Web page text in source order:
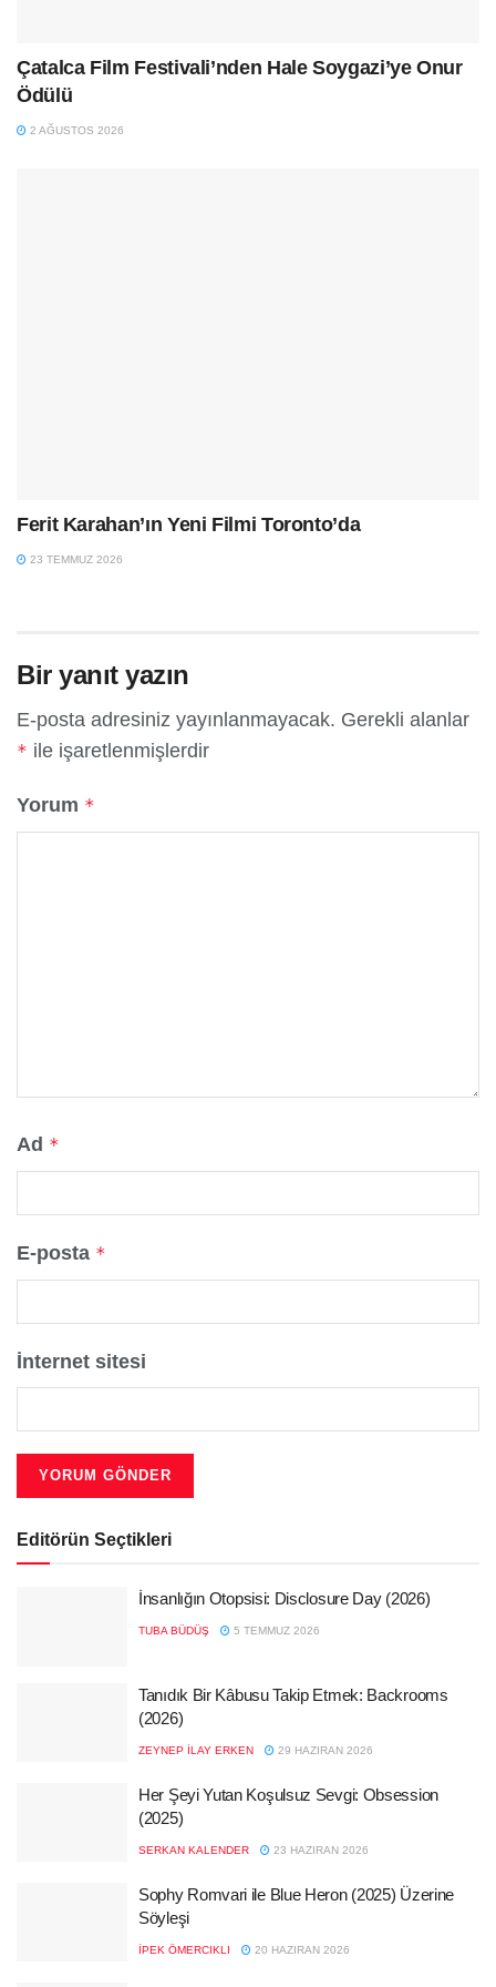
Çatalca Film Festivali’nden Hale Soygazi’ye Onur
Ödülü
2 AĞUSTOS 2026
Ferit Karahan’ın Yeni Filmi Toronto’da
23 TEMMUZ 2026
Bir yanıt yazın
E-posta adresiniz yayınlanmayacak. Gerekli alanlar
* ile işaretlenmişlerdir
Yorum *
Ad *
E-posta *
İnternet sitesi
Editörün Seçtikleri
İnsanlığın Otopsisi: Disclosure Day (2026)
TUBA BÜDÜŞ 5 TEMMUZ 2026
Tanıdık Bir Kâbusu Takip Etmek: Backrooms
(2026)
ZEYNEP İLAY ERKEN 29 HAZIRAN 2026
Her Şeyi Yutan Koşulsuz Sevgi: Obsession
(2025)
SERKAN KALENDER 23 HAZIRAN 2026
Sophy Romvari ile Blue Heron (2025) Üzerine
Söyleşi
İPEK ÖMERCIKLI 20 HAZIRAN 2026